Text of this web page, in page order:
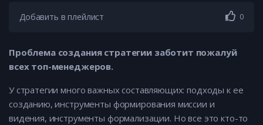
Добавить в плейлист 0
Проблема создания стратегии заботит пожалуй
всех топ-менеджеров.
У стратегии много важных составляющих: подходы к ее
созданию, инструменты формирования миссии и
видения, инструменты формализации. Но все это кто-то